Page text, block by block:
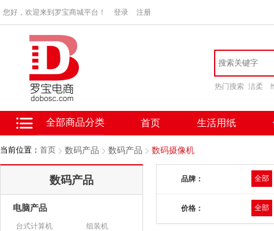
您好，欢迎来到罗宝商城平台！ 登录 注册
热门搜索 洁柔
全部商品分类 首页 生活用纸
当前位置： 首页 数码产品 数码产品 数码摄像机
数码产品
电脑产品
台式计算机
组装机
品牌： 全部
价格： 全部